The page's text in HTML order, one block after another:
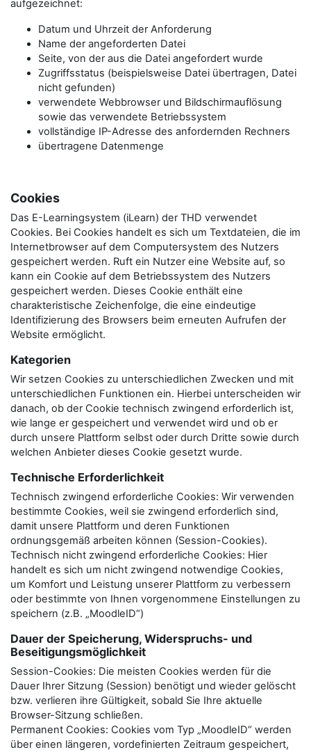
aufgezeichnet:
Datum und Uhrzeit der Anforderung
Name der angeforderten Datei
Seite, von der aus die Datei angefordert wurde
Zugriffsstatus (beispielsweise Datei übertragen, Datei
nicht gefunden)
verwendete Webbrowser und Bildschirmauflösung
sowie das verwendete Betriebssystem
vollständige IP-Adresse des anfordernden Rechners
übertragene Datenmenge
Cookies
Das E-Learningsystem (iLearn) der THD verwendet
Cookies. Bei Cookies handelt es sich um Textdateien, die im
Internetbrowser auf dem Computersystem des Nutzers
gespeichert werden. Ruft ein Nutzer eine Website auf, so
kann ein Cookie auf dem Betriebssystem des Nutzers
gespeichert werden. Dieses Cookie enthält eine
charakteristische Zeichenfolge, die eine eindeutige
Identifizierung des Browsers beim erneuten Aufrufen der
Website ermöglicht.
Kategorien
Wir setzen Cookies zu unterschiedlichen Zwecken und mit
unterschiedlichen Funktionen ein. Hierbei unterscheiden wir
danach, ob der Cookie technisch zwingend erforderlich ist,
wie lange er gespeichert und verwendet wird und ob er
durch unsere Plattform selbst oder durch Dritte sowie durch
welchen Anbieter dieses Cookie gesetzt wurde.
Technische Erforderlichkeit
Technisch zwingend erforderliche Cookies: Wir verwenden
bestimmte Cookies, weil sie zwingend erforderlich sind,
damit unsere Plattform und deren Funktionen
ordnungsgemäß arbeiten können (Session-Cookies).
Technisch nicht zwingend erforderliche Cookies: Hier
handelt es sich um nicht zwingend notwendige Cookies,
um Komfort und Leistung unserer Plattform zu verbessern
oder bestimmte von Ihnen vorgenommene Einstellungen zu
speichern (z.B. „MoodleID“)
Dauer der Speicherung, Widerspruchs- und
Beseitigungsmöglichkeit
Session-Cookies: Die meisten Cookies werden für die
Dauer Ihrer Sitzung (Session) benötigt und wieder gelöscht
bzw. verlieren ihre Gültigkeit, sobald Sie Ihre aktuelle
Browser-Sitzung schließen.
Permanent Cookies: Cookies vom Typ „MoodleID“ werden
über einen längeren, vordefinierten Zeitraum gespeichert,